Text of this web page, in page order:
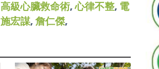
高級心臟救命術,心律不整, 電
施宏謀, 詹仁傑,